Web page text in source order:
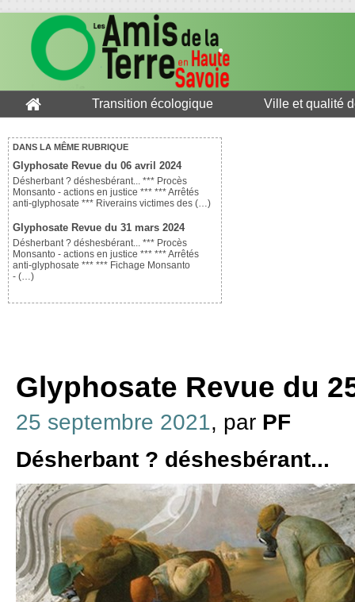
Transition écologique Ville et qualité
DANS LA MÊME RUBRIQUE
Glyphosate Revue du 06 avril 2024
Désherbant ? déshesbérant... *** Procès
Monsanto - actions en justice *** *** Arrêtés
anti-glyphosate *** Riverains victimes des (…)
Glyphosate Revue du 31 mars 2024
Désherbant ? déshesbérant... *** Procès
Monsanto - actions en justice *** *** Arrêtés
anti-glyphosate *** *** Fichage Monsanto
- (…)
Glyphosate Revue du
25 septembre 2021, par PF
Désherbant ? déshesbérant...